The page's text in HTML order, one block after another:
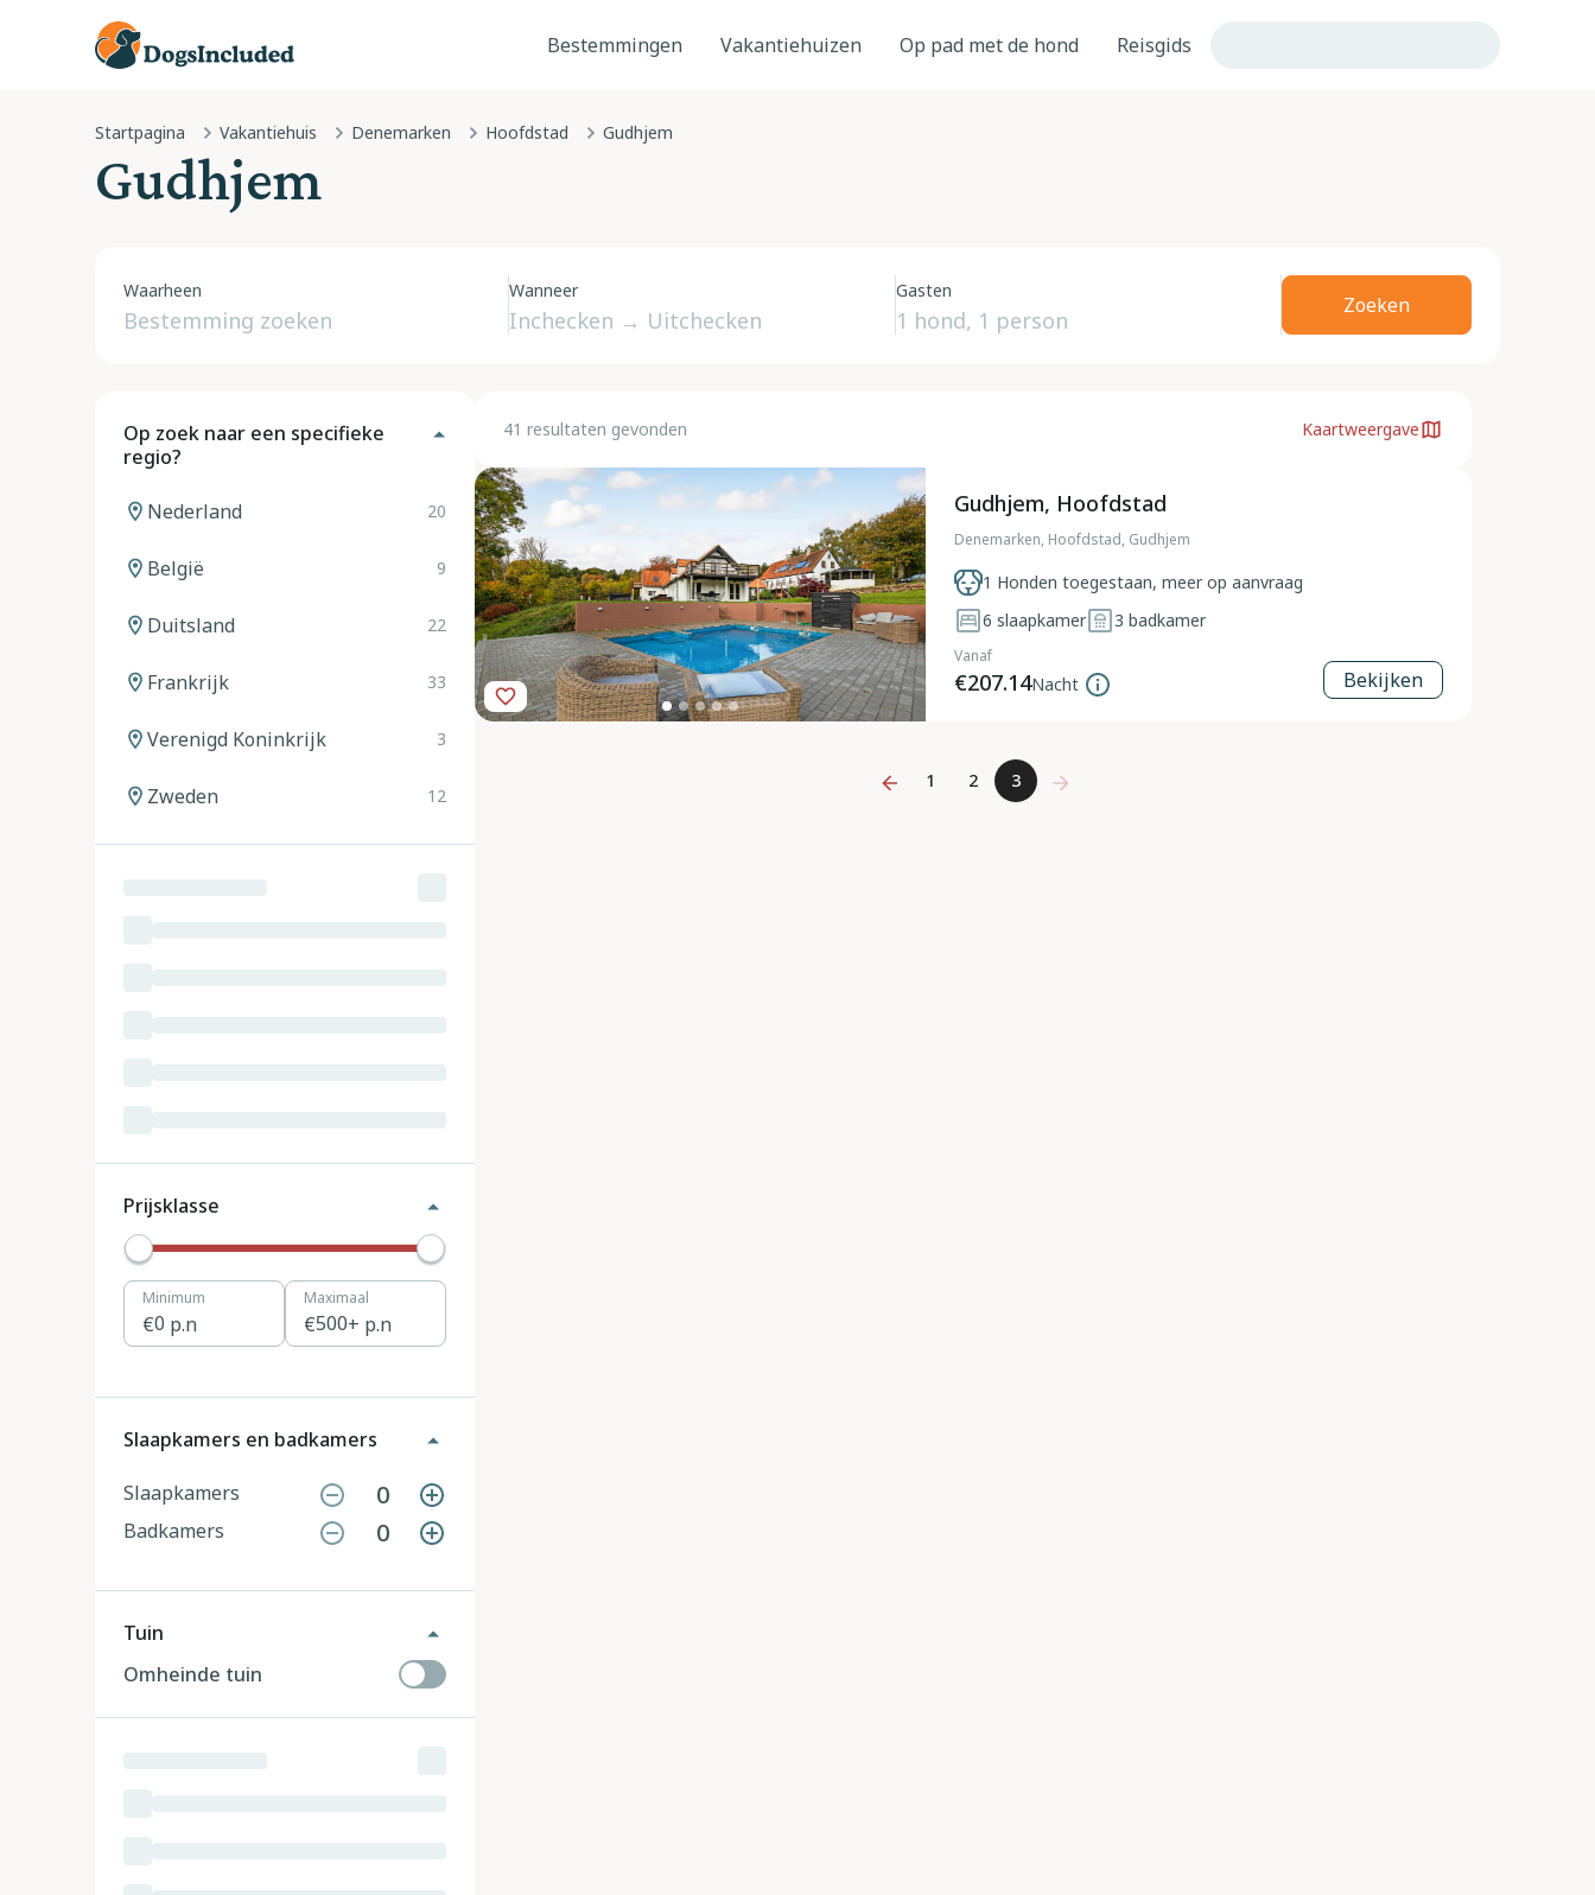
Bestemmingen Vakantiehuizen Op pad met de hond Reisgids
Startpagina Vakantiehuis Denemarken Hoofdstad Gudhjem
Gudhjem
Waarheen Wanneer Gasten
Zoeken
Op zoek naar een specifieke
regio?
Nederland 20
België 9
Duitsland 22
Frankrijk 33
Verenigd Koninkrijk 3
Zweden 12
Noorwegen 12
Tsjechië
Denemarken 12
Hongarije
Slovenië 2
Zwitserland 10
Prijsklasse
0 p.n
Minimum
500+ p.n
Maximaal
Slaapkamers en badkamers
Slaapkamers 0
Badkamers 0
Tuin
Omheinde tuin
41 resultaten gevonden Kaartweergave
Gudhjem, Hoofdstad
Denemarken, Hoofdstad, Gudhjem
1 Honden toegestaan, meer op aanvraag
6 slaapkamer 3 badkamer
Vanaf
€207.14Nacht Bekijken
1 2 3